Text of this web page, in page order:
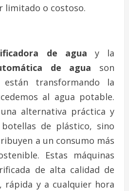
limitado o costoso.
de agua y la
de agua son
están transformando la
al agua potable.
alternativa práctica y
de plástico, sino
a un consumo más
Estas máquinas
de alta calidad de
rápida y a cualquier hora